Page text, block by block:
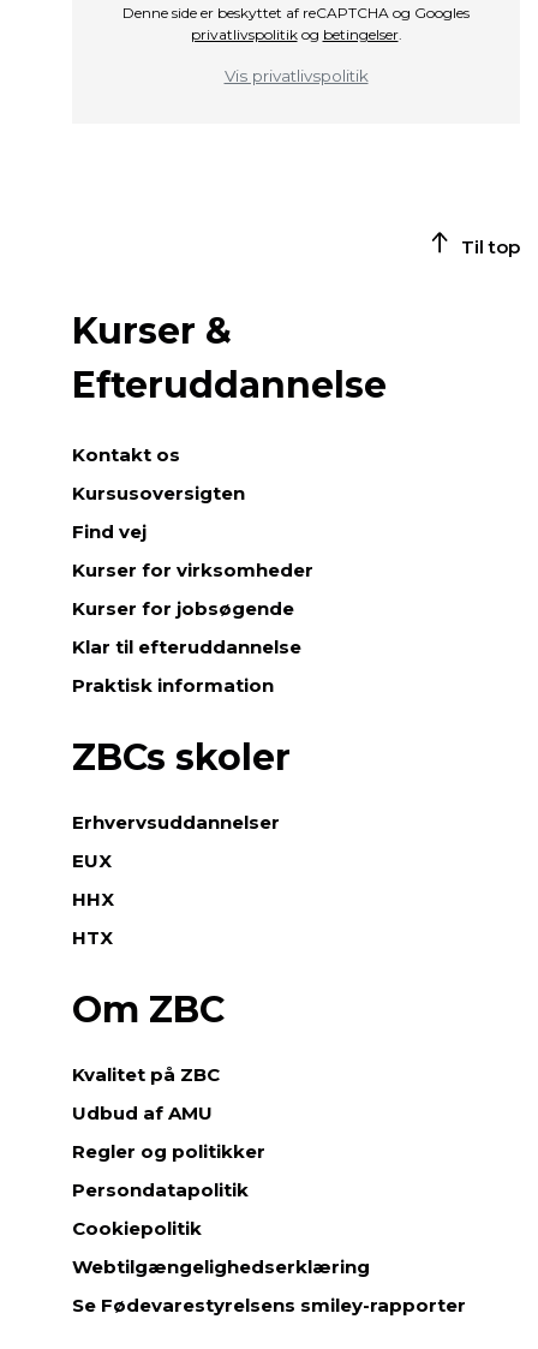
Denne side er beskyttet af reCAPTCHA og Googles
privatlivspolitikog betingelser.
Vis privatlivspolitik
Til top
Kurser &
Efteruddannelse
Kontakt os
Kursusoversigten
Find vej
Kurser for virksomheder
Kurser for jobsøgende
Klar til efteruddannelse
Praktisk information
ZBCs skoler
Erhvervsuddannelser
EUX
HHX
HTX
Om ZBC
Kvalitet på ZBC
Udbud af AMU
Regler og politikker
Persondatapolitik
Cookiepolitik
Webtilgængelighedserklæring
Se Fødevarestyrelsens smiley-rapporter